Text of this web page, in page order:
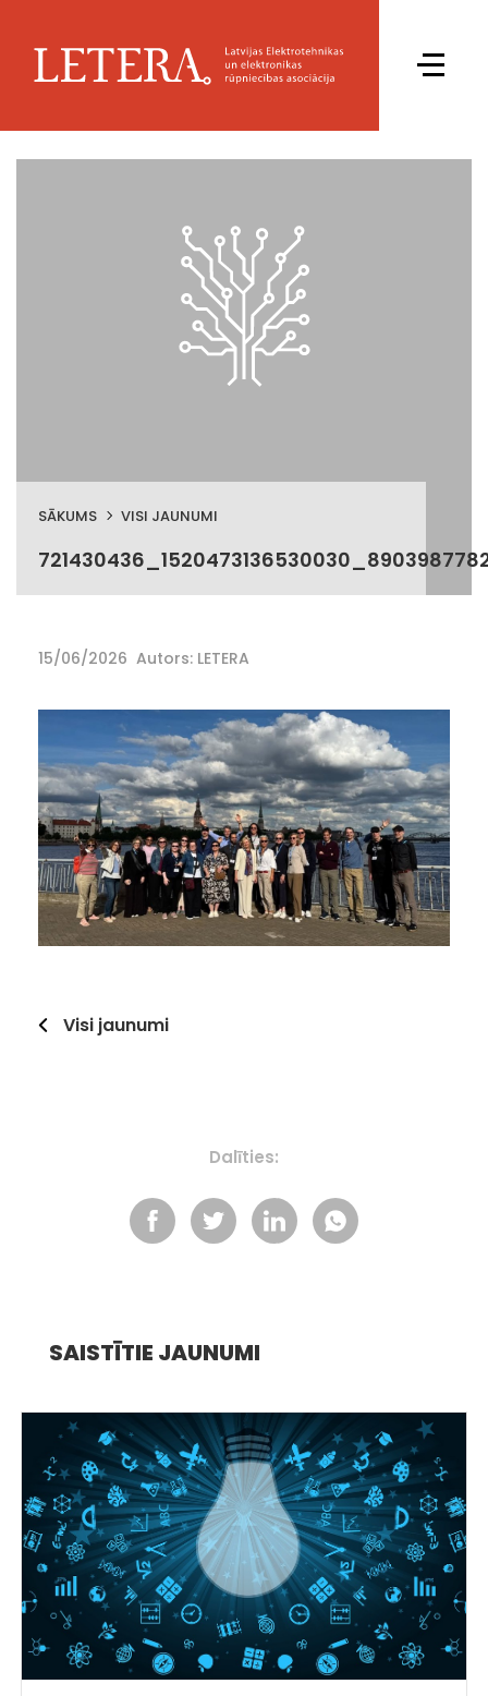
SĀKUMS VISI JAUNUMI
15/06/2026 Autors: LETERA
Visi jaunumi
Dalīties:
SAISTĪTIE JAUNUMI